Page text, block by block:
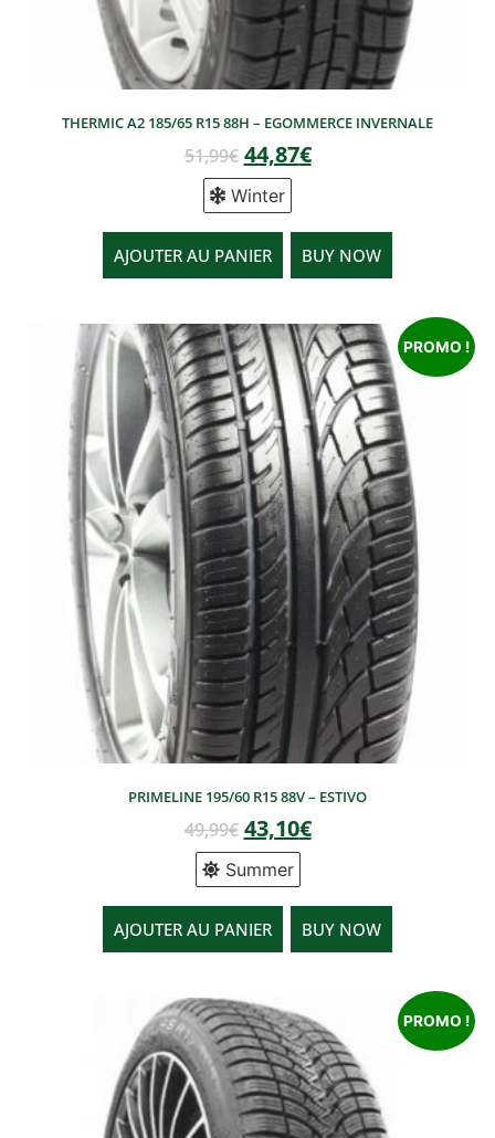
THERMIC A2 185/65 R15 88H – EGOMMERCE INVERNALE
51,99€ 44,87€
Winter
AJOUTER AU PANIER BUY NOW
PROMO !
PRIMELINE 195/60 R15 88V – ESTIVO
49,99€ 43,10€
Summer
AJOUTER AU PANIER BUY NOW
PROMO !